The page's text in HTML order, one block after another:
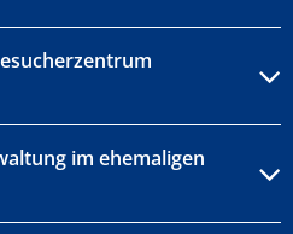
im ehemaligen